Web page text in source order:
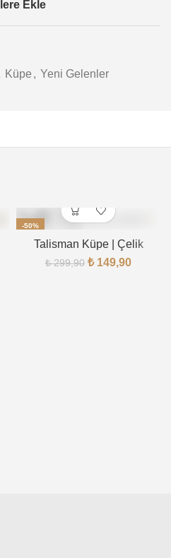
Ekle
Küpe , Yeni Gelenler
-50%
Talisman Küpe | Çelik
₺299,90 ₺149,90